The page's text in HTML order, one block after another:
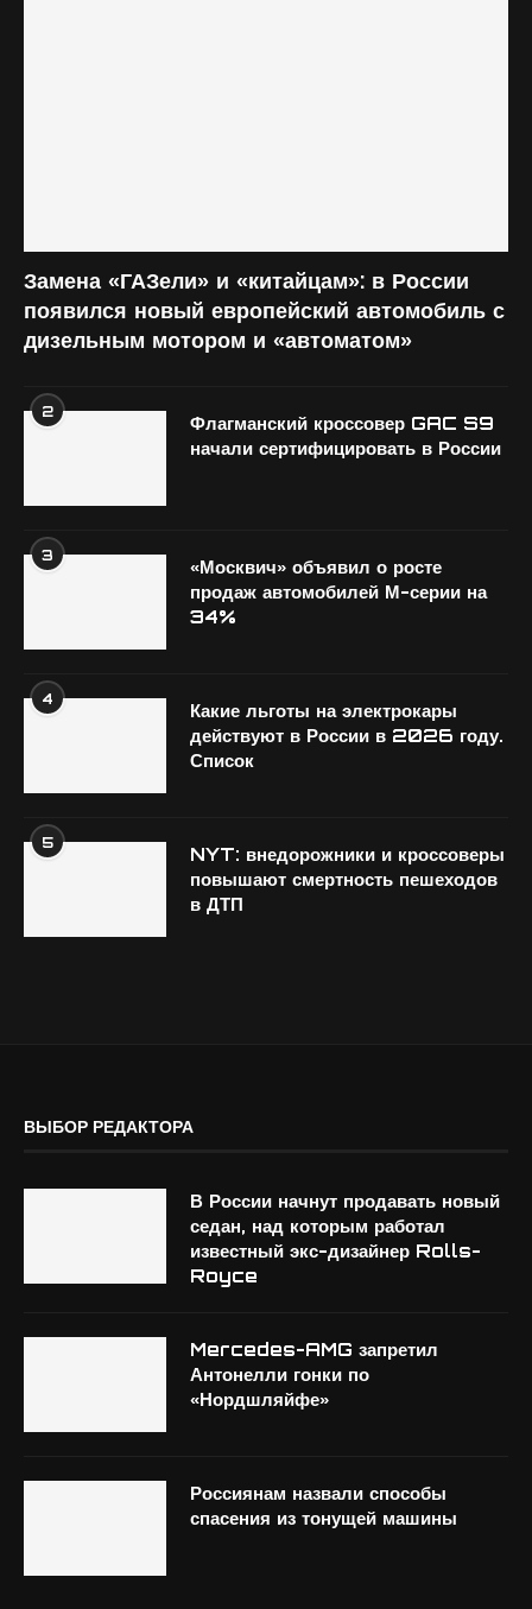
Замена «ГАЗели» и «китайцам»: в России
появился новый европейский автомобиль с
дизельным мотором и «автоматом»
2
Флагманский кроссовер GAC S9
начали сертифицировать в России
3
«Москвич» объявил о росте
продаж автомобилей М-серии на
34%
4
Какие льготы на электрокары
действуют в России в 2026 году.
Список
5
NYT: внедорожники и кроссоверы
повышают смертность пешеходов
в ДТП
ВЫБОР РЕДАКТОРА
В России начнут продавать новый
седан, над которым работал
известный экс-дизайнер Rolls-
Royce
Mercedes-AMG запретил
Антонелли гонки по
«Нордшляйфе»
Россиянам назвали способы
спасения из тонущей машины